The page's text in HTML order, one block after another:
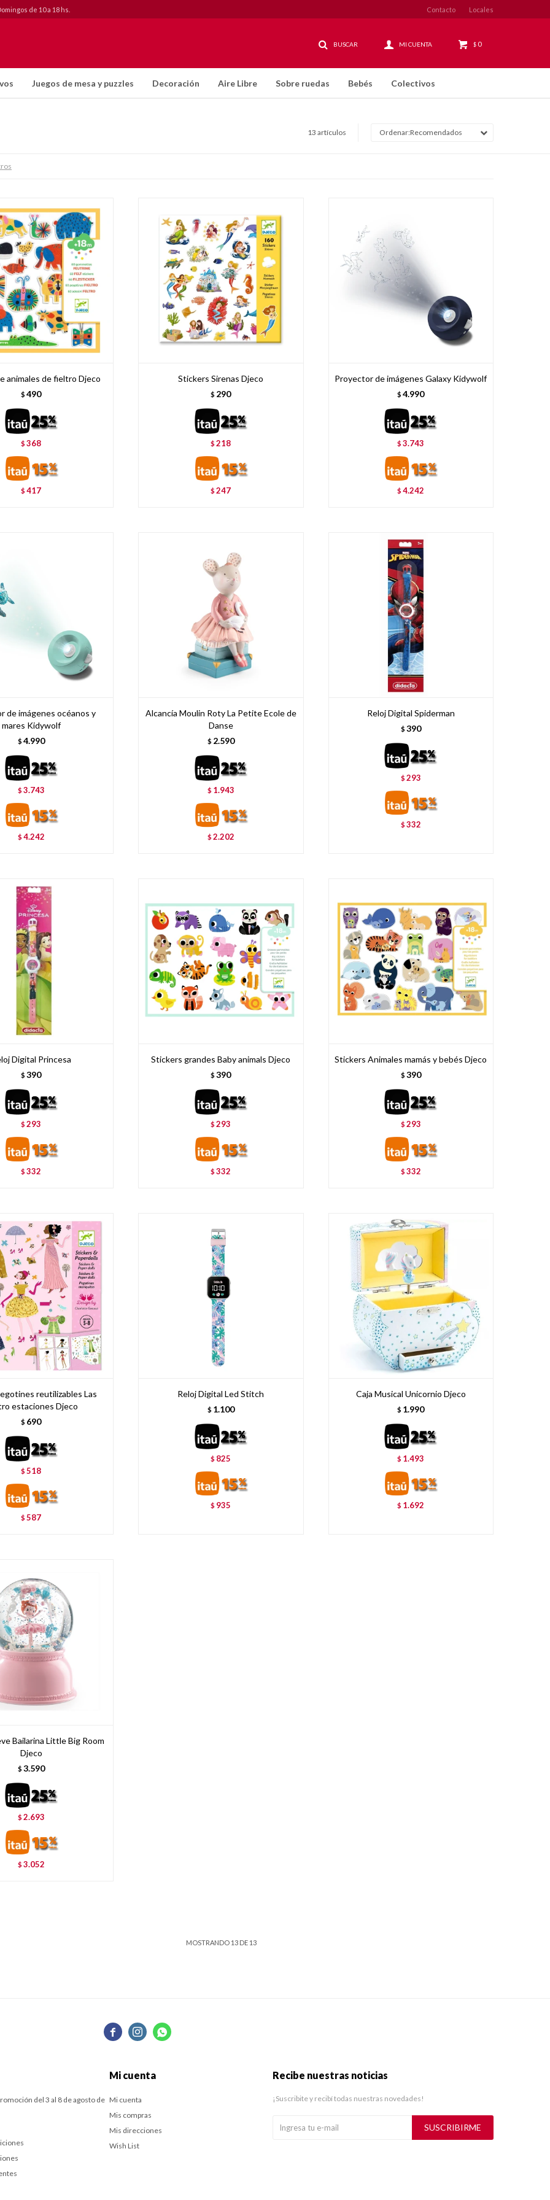
Juegos de mesa y puzzles Decoración Aire Libre Sobre ruedas Bebés Colectivos
$ 0
de 10 a 18 hs. Contacto Locales
13 artículos Recomendados
animales de fieltro Djeco
$ 490
$368
$417
Stickers Sirenas Djeco
$ 290
$218
$247
Proyector de imágenes Galaxy Kidywolf
$ 4.990
$3.743
$4.242
de imágenes océanos y
mares Kidywolf
$ 4.990
$3.743
$4.242
Alcancía Moulin Roty La Petite Ecole de
Danse
$ 2.590
$ 1.943
$2.202
Reloj Digital Spiderman
$ 390
$293
$332
Digital Princesa
$ 390
$293
$332
Stickers grandes Baby animals Djeco
$ 390
$293
$332
Stickers Animales mamás y bebés Djeco
$ 390
$293
$332
reutilizables Las
estaciones Djeco
$ 690
$518
$587
Reloj Digital Led Stitch
$ 1.100
$ 825
$ 935
Caja Musical Unicornio Djeco
$ 1.990
$ 1.493
$ 1.692
Bailarina Little Big Room
Djeco
$ 3.590
$2.693
$3.052
MOSTRANDO 13DE 13
  
del 3 al 8 de agosto de
Mi cuenta
Mi cuenta
Mis compras
Mis direcciones
Wish List
Recibe nuestras noticias
¡Suscribite y recibí todas nuestras novedades!
SUSCRIBIRME